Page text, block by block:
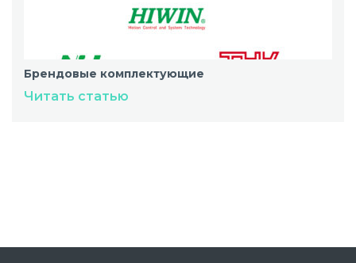
Брендовые комплектующие
Читать статью